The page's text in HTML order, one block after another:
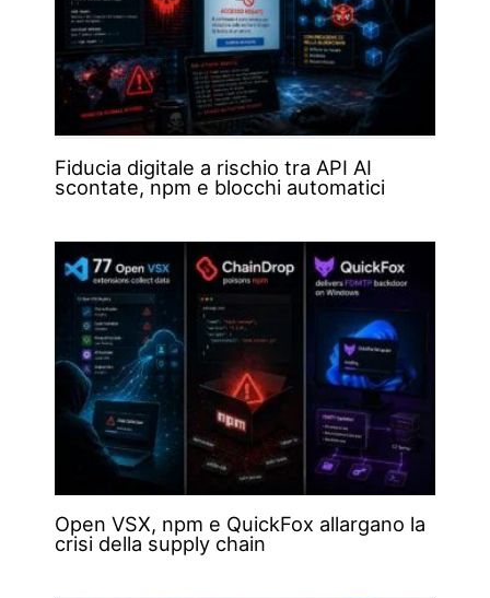
Fiducia digitale a rischio tra API AI
scontate, npm e blocchi automatici
Open VSX, npm e QuickFox allargano la
crisi della supply chain